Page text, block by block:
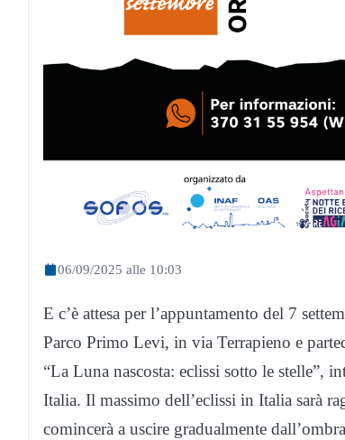
06/09/2025 alle 10:03
E c’è attesa per l’appuntamento del 7
Parco Primo Levi, in via Terrapieno e
“La Luna nascosta: eclissi sotto le stelle”,
Italia. Il massimo dell’eclissi in Italia sarà
comincerà a uscire gradualmente